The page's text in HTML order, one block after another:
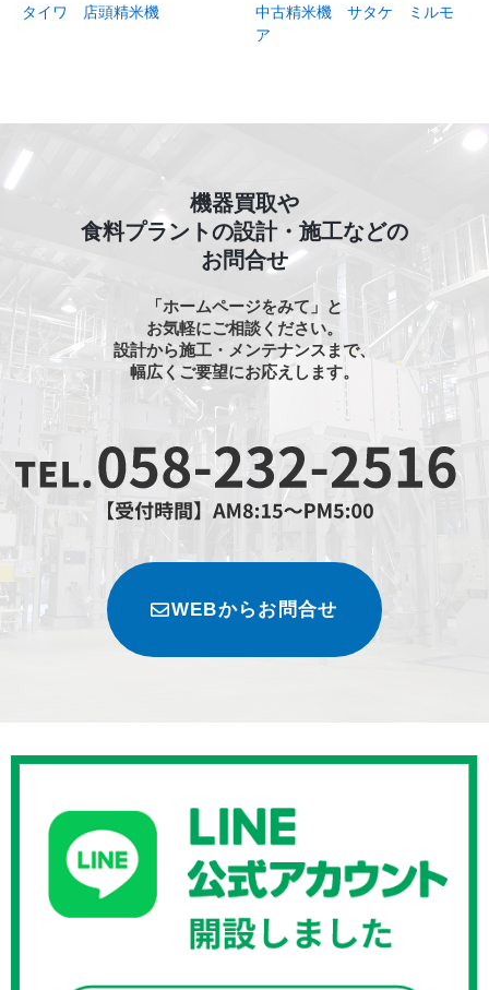
タイワ 店頭精米機
中古精米機 サタケ ミルモ
ア
機器買取や
食料プラントの設計・施工などの
お問合せ
「ホームページをみて」と
お気軽にご相談ください。
設計から施工・メンテナンスまで、
幅広くご要望にお応えします。
WEBからお問合せ